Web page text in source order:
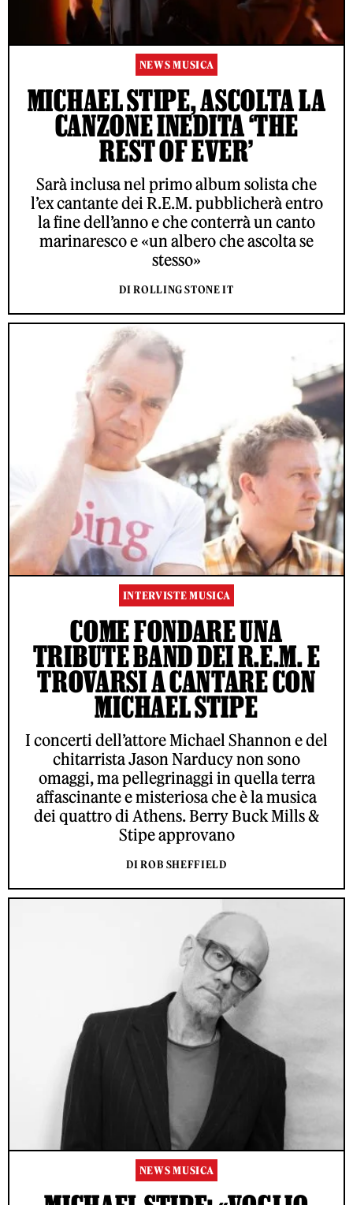
NEWS MUSICA
MICHAEL STIPE, ASCOLTA LA
CANZONE INEDITA ‘THE
REST OF EVER’
Sarà inclusa nel primo album solista che
l’ex cantante dei R.E.M. pubblicherà entro
la fine dell’anno e che conterrà un canto
marinaresco e «un albero che ascolta se
stesso»
DI ROLLING STONE IT
INTERVISTE MUSICA
COME FONDARE UNA
TRIBUTE BAND DEI R.E.M. E
TROVARSI A CANTARE CON
MICHAEL STIPE
I concerti dell’attore Michael Shannon e del
chitarrista Jason Narducy non sono
omaggi, ma pellegrinaggi in quella terra
affascinante e misteriosa che è la musica
dei quattro di Athens. Berry Buck Mills &
Stipe approvano
DI ROB SHEFFIELD
NEWS MUSICA